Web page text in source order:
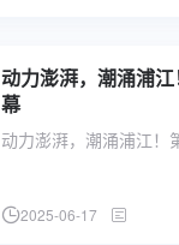
动力澎湃，潮涌浦
幕
动力澎湃，潮涌浦江！
2025-06-17